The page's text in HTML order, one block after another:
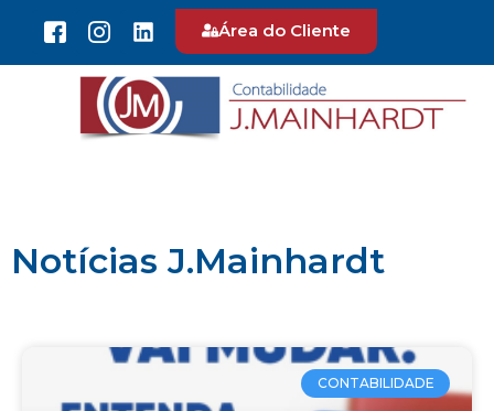
Área do Cliente
Notícias J.Mainhardt
CONTABILIDADE